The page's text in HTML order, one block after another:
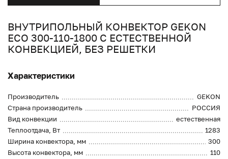
ВНУТРИПОЛЬНЫЙ КОНВЕКТОР GEKON
ECO 300-110-1800 С ЕСТЕСТВЕННОЙ
КОНВЕКЦИЕЙ, БЕЗ РЕШЕТКИ
Характеристики
Производитель
GEKON
Страна производитель
РОССИЯ
Вид конвекции
естественная
Теплоотдача, Вт
1283
Ширина конвектора, мм
300
Высота конвектора, мм
110